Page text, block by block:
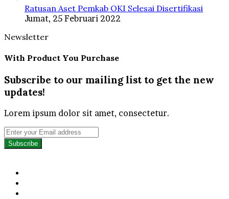
Ratusan Aset Pemkab OKI Selesai Disertifikasi
Jumat, 25 Februari 2022
Newsletter
With Product You Purchase
Subscribe to our mailing list to get the new
updates!
Lorem ipsum dolor sit amet, consectetur.
Enter
your
Email